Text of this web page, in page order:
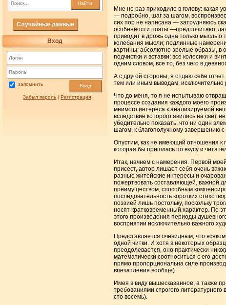
Найти
Случайные данные
Вход
запомнить Вход
Забыл пароль |Регистрация
Мне не раз приходило в голову: какая
— подробно, шаг за шагом,
сих пор не написана — затрудняюсь
особенности поэты —предпочитают
приводит в дрожь одна только мысль о
колебания мысли; подлинные
картины; абсолютно зрелые образы, в
подчистки и вставки; все колесики и
одним словом, все то, без чего в
А с другой стороны, я отдаю себе
тем или иным выводам, исключительно
Что до меня, то я не испытываю
процессе создания каждого моего
мнимого интереса к анализируемой
вследствие которого явились на свет
убедительно показать, что ни один
шагом, к благополучному завершению
Опустим, как не имеющий отношения к
которая бы пришлась по вкусу и
Итак, начнем с намерения. Первой
присест, автор лишает себя очень
разные житейские интересы и
пожертвовать составляющей, важной
преимуществом, способным
последовательность коротких
поэзией лишь постольку, поскольку
носят кратковременный характер. По
этого произведения периоды
восприятии исключительно важного
Представляется очевидным, что
одной читки. И хотя в некоторых
преодолевается, оно практически
математически соотноситься с его
прямо пропорциональна силе
впечатления вообще).
Имея в виду вышесказанное, а также
требованиями строгого
сто восемь).